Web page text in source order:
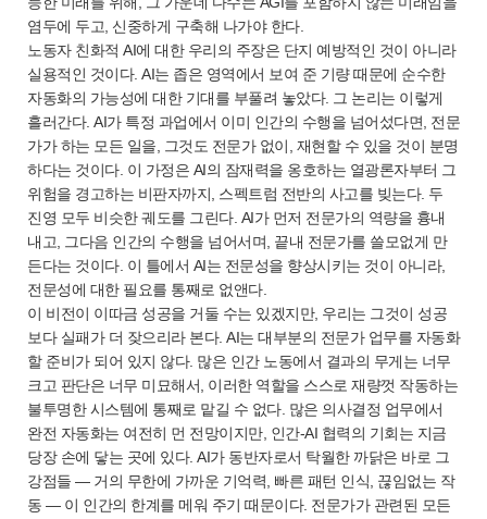
염두에 두고, 신중하게 구축해 나가야 한다.
노동자 친화적 AI에 대한 우리의 주장은 단지 예방적인 것이 아니라
실용적인 것이다. AI는 좁은 영역에서 보여 준 기량 때문에 순수한
자동화의 가능성에 대한 기대를 부풀려 놓았다. 그 논리는 이렇게
흘러간다. AI가 특정 과업에서 이미 인간의 수행을 넘어섰다면, 전문
가가 하는 모든 일을, 그것도 전문가 없이, 재현할 수 있을 것이 분명
하다는 것이다. 이 가정은 AI의 잠재력을 옹호하는 열광론자부터 그
위험을 경고하는 비판자까지, 스펙트럼 전반의 사고를 빚는다. 두
진영 모두 비슷한 궤도를 그린다. AI가 먼저 전문가의 역량을 흉내
내고, 그다음 인간의 수행을 넘어서며, 끝내 전문가를 쓸모없게 만
든다는 것이다. 이 틀에서 AI는 전문성을 향상시키는 것이 아니라,
전문성에 대한 필요를 통째로 없앤다.
이 비전이 이따금 성공을 거둘 수는 있겠지만, 우리는 그것이 성공
보다 실패가 더 잦으리라 본다. AI는 대부분의 전문가 업무를 자동화
할 준비가 되어 있지 않다. 많은 인간 노동에서 결과의 무게는 너무
크고 판단은 너무 미묘해서, 이러한 역할을 스스로 재량껏 작동하는
불투명한 시스템에 통째로 맡길 수 없다. 많은 의사결정 업무에서
완전 자동화는 여전히 먼 전망이지만, 인간-AI 협력의 기회는 지금
당장 손에 닿는 곳에 있다. AI가 동반자로서 탁월한 까닭은 바로 그
강점들 — 거의 무한에 가까운 기억력, 빠른 패턴 인식, 끊임없는 작
동 — 이 인간의 한계를 메워 주기 때문이다. 전문가가 관련된 모든